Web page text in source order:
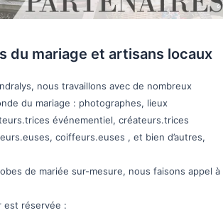
du mariage et artisans locaux
nous travaillons avec de nombreux
du mariage : photographes, lieux
événementiel, créateurs.trices
coiffeurs.euses , et bien d’autres,
de mariée sur-mesure, nous faisons appel à
est réservée :